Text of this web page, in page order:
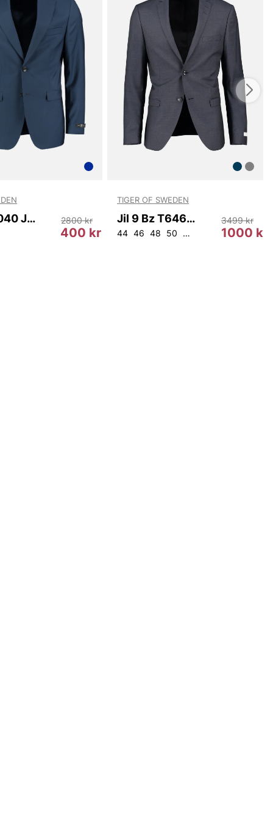
ELVIS 4040 JACKET
400 kr
2800 kr
TIGER OF SWEDEN
Jil 9 Bz T64698 284
44 46 48 50 146 150 152
1000 kr
3499 kr